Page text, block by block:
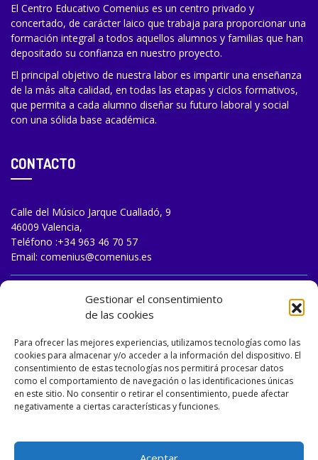
Gestionar el consentimiento
de las cookies
Para ofrecer las mejores experiencias, utilizamos tecnologías como las
cookies para almacenar y/o acceder a la información del dispositivo. El
consentimiento de estas tecnologías nos permitirá procesar datos
como el comportamiento de navegación o las identificaciones únicas
en este sitio. No consentir o retirar el consentimiento, puede afectar
negativamente a ciertas características y funciones.
El Centro Educativo Comenius es un centro privado y
concertado, de carácter laico que trabaja para proporcionar una
formación integral a todos aquellos alumnos y familias que han
depositado su confianza en nuestro proyecto.
El principal objetivo de nuestra labor es impartir una enseñanza
de la más alta calidad, en todas las etapas y ciclos formativos,
que permita a cada alumno diseñar su futuro laboral y social
con una sólida base académica.
CONTACTO
Calle del Músico Jarque Cualladó, 9
46009 Valencia,
Teléfono :+34 963 46 70 57
Email: comenius@comenius.es